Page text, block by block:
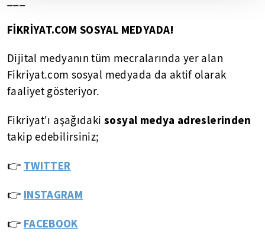
FİKRİYAT.COM SOSYAL MEDYADA!
Dijital medyanın tüm mecralarında yer alan
Fikriyat.com sosyal medyada da aktif olarak
faaliyet gösteriyor.
Fikriyat'ı aşağıdaki sosyal medya adreslerinden
takip edebilirsiniz;
👉 TWITTER
👉 INSTAGRAM
👉 FACEBOOK